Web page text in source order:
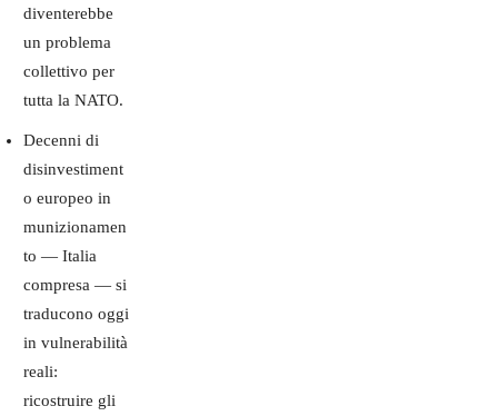
diventerebbe
un problema
collettivo per
tutta la NATO.
Decenni di
disinvestiment
o europeo in
munizionamen
to — Italia
compresa — si
traducono oggi
in vulnerabilità
reali:
ricostruire gli